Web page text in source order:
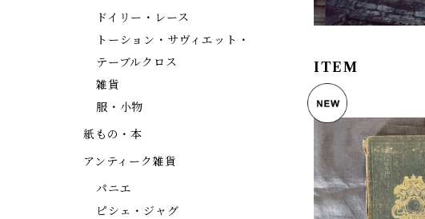
ITEM
ドイリー・レース
トーション・サヴィエット・
テーブルクロス
雑貨
服・小物
紙もの・本
アンティーク雑貨
パニエ
ピシェ・ジャグ